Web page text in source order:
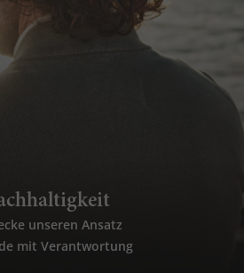
unseren Ansatz
mit Verantwortung